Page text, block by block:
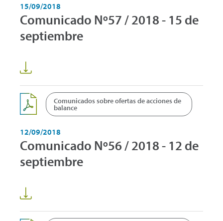
15/09/2018
Comunicado Nº57 / 2018 - 15 de
septiembre
Comunicados sobre ofertas de acciones de
balance
12/09/2018
Comunicado Nº56 / 2018 - 12 de
septiembre